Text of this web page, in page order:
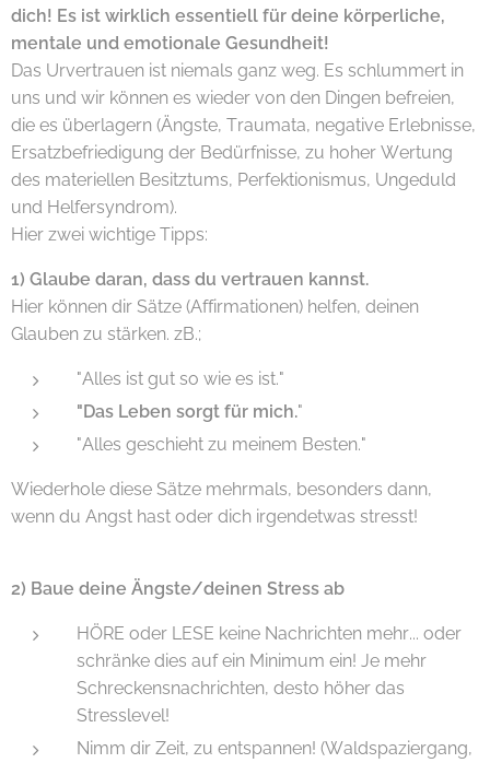
dich! Es ist wirklich essentiell für deine körperliche,
mentale und emotionale Gesundheit!
Das Urvertrauen ist niemals ganz weg. Es schlummert in
uns und wir können es wieder von den Dingen befreien,
die es überlagern (Ängste, Traumata, negative Erlebnisse,
Ersatzbefriedigung der Bedürfnisse, zu hoher Wertung
des materiellen Besitztums, Perfektionismus, Ungeduld
und Helfersyndrom).
Hier zwei wichtige Tipps:
1) Glaube daran, dass du vertrauen kannst.
Hier können dir Sätze (Affirmationen) helfen, deinen
Glauben zu stärken. zB.;
"Alles ist gut so wie es ist."
"Das Leben sorgt für mich."
"Alles geschieht zu meinem Besten."
Wiederhole diese Sätze mehrmals, besonders dann,
wenn du Angst hast oder dich irgendetwas stresst!
2) Baue deine Ängste/deinen Stress ab
HÖRE oder LESE keine Nachrichten mehr... oder
schränke dies auf ein Minimum ein! Je mehr
Schreckensnachrichten, desto höher das
Stresslevel!
Nimm dir Zeit, zu entspannen! (Waldspaziergang,